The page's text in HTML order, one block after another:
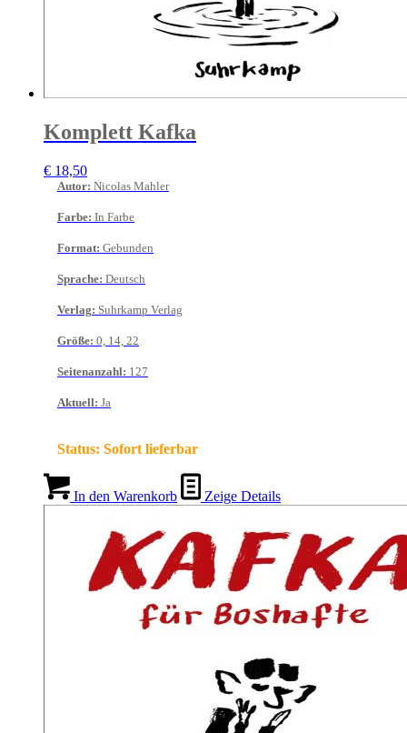
Komplett Kafka
€ 18,50
Autor: Nicolas Mahler
Farbe: In Farbe
Format: Gebunden
Sprache: Deutsch
Verlag: Suhrkamp Verlag
Größe: 0, 14, 22
Seitenanzahl: 127
Aktuell: Ja
Status: Sofort lieferbar
In den Warenkorb Zeige Details